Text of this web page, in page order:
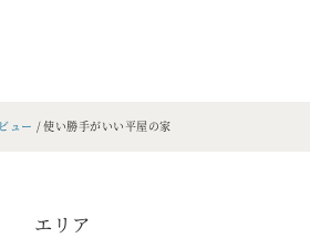
ュー 使い勝手がいい平屋の家
エリア